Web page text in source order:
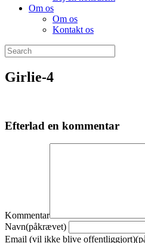
Om os
Om os
Kontakt os
Girlie-4
Efterlad en kommentar
Kommentar
Navn(påkrævet)
Email (vil ikke blive